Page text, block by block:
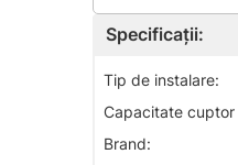
Specificații:
Tip de instalare:
Capacitate cuptor
Brand: